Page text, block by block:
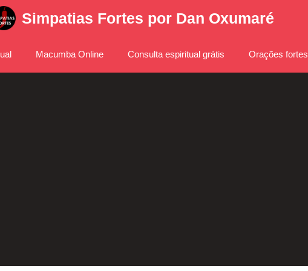
Simpatias Fortes por Dan Oxumaré
Macumba Online Consulta espiritual grátis Orações fortes